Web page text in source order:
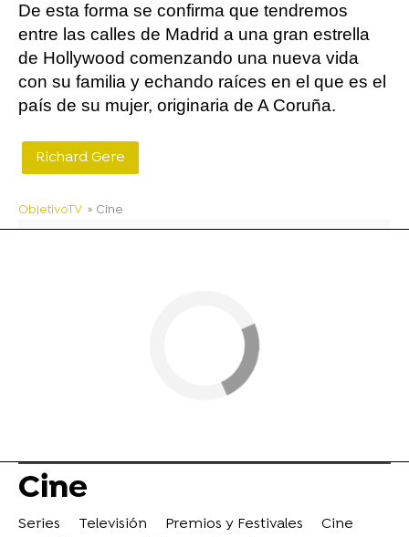
De esta forma se confirma que tendremos
entre las calles de Madrid a una gran estrella
de Hollywood comenzando una nueva vida
con su familia y echando raíces en el que es el
país de su mujer, originaria de A Coruña.
Richard Gere
ObjetivoTV » Cine
Cine
Series Televisión Premios y Festivales
Cine